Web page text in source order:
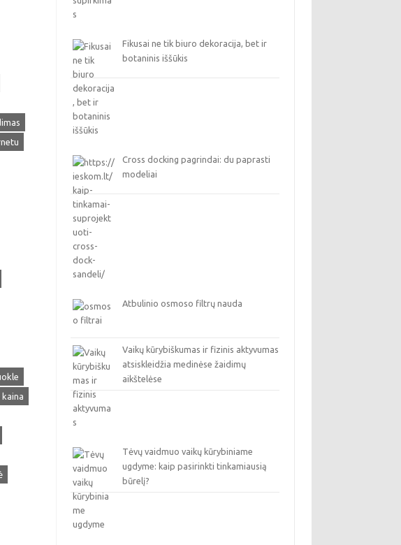
Fikusai ne tik biuro dekoracija, bet ir
botaninis iššūkis
Cross docking pagrindai: du paprasti
modeliai
Atbulinio osmoso filtrų nauda
Vaikų kūrybiškumas ir fizinis aktyvumas
atsiskleidžia medinėse žaidimų
aikštelėse
Tėvų vaidmuo vaikų kūrybiniame
ugdyme: kaip pasirinkti tinkamiausią
būrelį?